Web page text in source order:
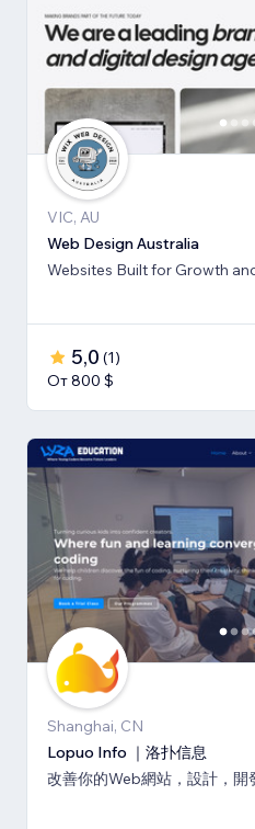
VIC, AU
Web Design Australia
Websites Built for Growth
5,0 (1)
От 800 $
Shanghai, CN
Lopuo Info ｜洛扑信息
改善你的Web網站，設計，開